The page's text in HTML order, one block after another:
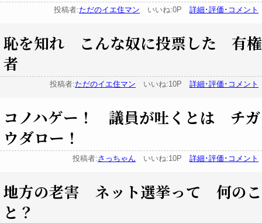
投稿者:ただのイエ住マン いいね:0P 詳細･評価･コメント
恥を知れ こんな奴に投票した 有権
者
投稿者:ただのイエ住マン いいね:10P 詳細･評価･コメント
コノハゲー！ 議員が吐くとは チガ
ウダロー！
投稿者:さっちゃん いいね:10P 詳細･評価･コメント
地方の老害 ネット選挙って 何のこ
と？